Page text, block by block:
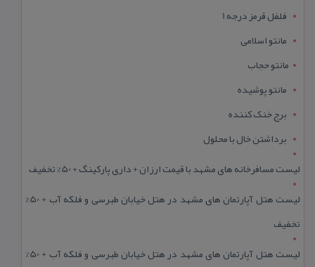
فلفل قرمز درجه 1
مانتو اسلامی
مانتو حجاب
مانتو پوشیده
برج خنک کننده
برداشتن خال با محلول
لیست مسافرخانه های مشهد با قیمت ارزان + داری پارکینگ + 50% تخفیف
لیست هتل آپارتمان های مشهد در هتل خیابان طبرسی و فلکه آب + 50%
تخفیف
لیست هتل آپارتمان های مشهد در هتل خیابان طبرسی و فلکه آب + 50%